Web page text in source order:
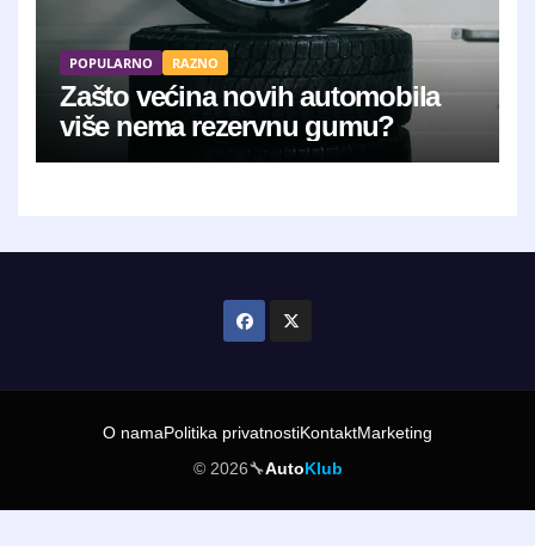
POPULARNO RAZNO
Zašto većina novih automobila
više nema rezervnu gumu?
O namaPolitika privatnostiKontaktMarketing
© 2026🔧AutoKlub